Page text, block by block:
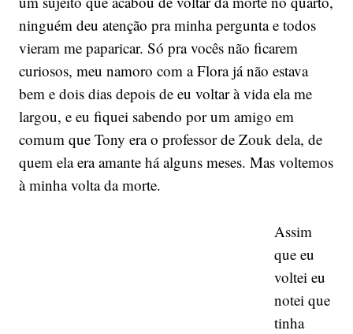
ninguém deu atenção pra minha pergunta e todos
vieram me paparicar. Só pra vocês não ficarem
curiosos, meu namoro com a Flora já não estava
bem e dois dias depois de eu voltar à vida ela me
largou, e eu fiquei sabendo por um amigo em
comum que Tony era o professor de Zouk dela, de
quem ela era amante há alguns meses. Mas voltemos
à minha volta da morte.
Assim
que eu
voltei eu
notei que
tinha